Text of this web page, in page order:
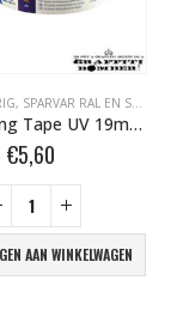
, SPARVAR RAL EN SPECIALE SPRAY
HPX Masking Tape UV 19mm MU1950
€5,60
AAN WINKELWAGEN